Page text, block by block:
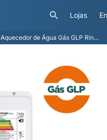
Lojas
Aquecedor de Água Gás GLP Rinnai E27FEH, 27 Litros, Exaustão Forçada